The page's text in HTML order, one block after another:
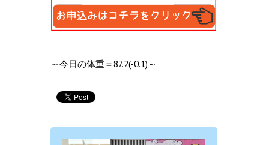
～今日の体重＝87.2(-0.1)～